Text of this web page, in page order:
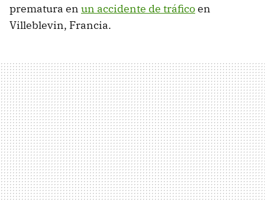
prematura en un accidente de tráficoen
Villeblevin, Francia.